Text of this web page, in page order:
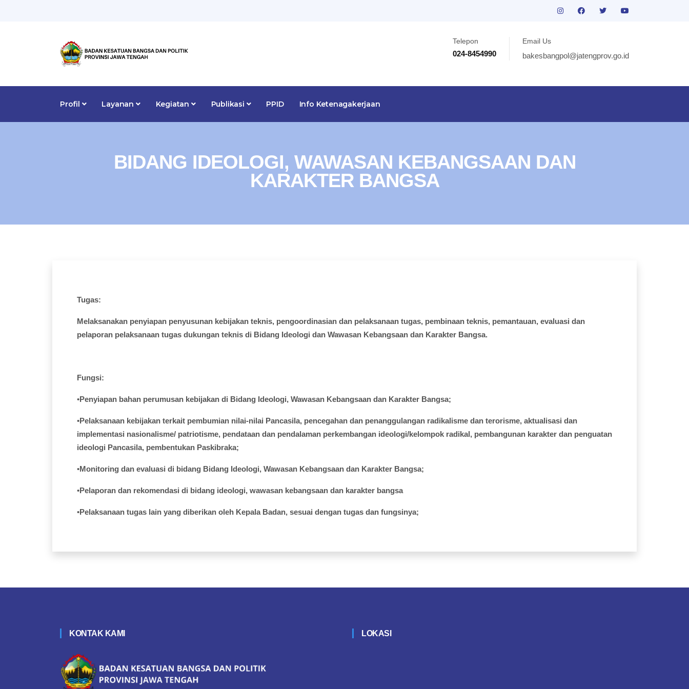
Telepon
024-8454990
Email Us
bakesbangpol@jatengprov.go.id
Profil Layanan Kegiatan Publikasi PPID Info Ketenagakerjaan
BIDANG IDEOLOGI, WAWASAN KEBANGSAAN DAN
KARAKTER BANGSA
Tugas:
Melaksanakan penyiapan penyusunan kebijakan teknis, pengoordinasian dan pelaksanaan tugas, pembinaan teknis, pemantauan, evaluasi dan
pelaporan pelaksanaan tugas dukungan teknis di Bidang Ideologi dan Wawasan Kebangsaan dan Karakter Bangsa.
Fungsi:
•Penyiapan bahan perumusan kebijakan di Bidang Ideologi, Wawasan Kebangsaan dan Karakter Bangsa;
•Pelaksanaan kebijakan terkait pembumian nilai-nilai Pancasila, pencegahan dan penanggulangan radikalisme dan terorisme, aktualisasi dan
implementasi nasionalisme/ patriotisme, pendataan dan pendalaman perkembangan ideologi/kelompok radikal, pembangunan karakter dan penguatan
ideologi Pancasila, pembentukan Paskibraka;
•Monitoring dan evaluasi di bidang Bidang Ideologi, Wawasan Kebangsaan dan Karakter Bangsa;
•Pelaporan dan rekomendasi di bidang ideologi, wawasan kebangsaan dan karakter bangsa
•Pelaksanaan tugas lain yang diberikan oleh KepalaBadan, sesuai dengan tugas dan fungsinya;
KONTAK KAMI LOKASI